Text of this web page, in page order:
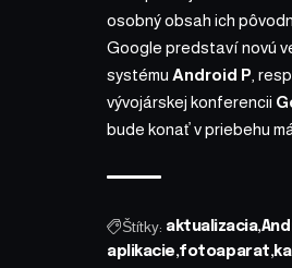
osobný obsah ich
Google predstaví novú
systému Android P ,
vývojárskej konferencii
bude konať v priebehu
Štítky: aktualizacia
aplikacie fotoaparat